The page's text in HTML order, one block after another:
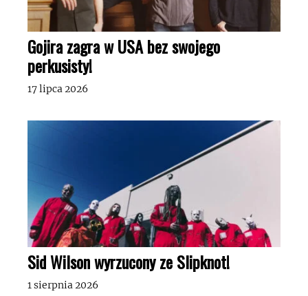
Gojira zagra w USA bez swojego
perkusisty!
17 lipca 2026
Sid Wilson wyrzucony ze Slipknot!
1 sierpnia 2026